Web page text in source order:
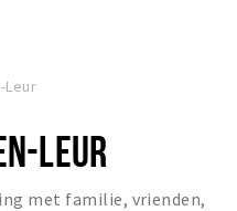
Leur
LEUR
met familie, vrienden,